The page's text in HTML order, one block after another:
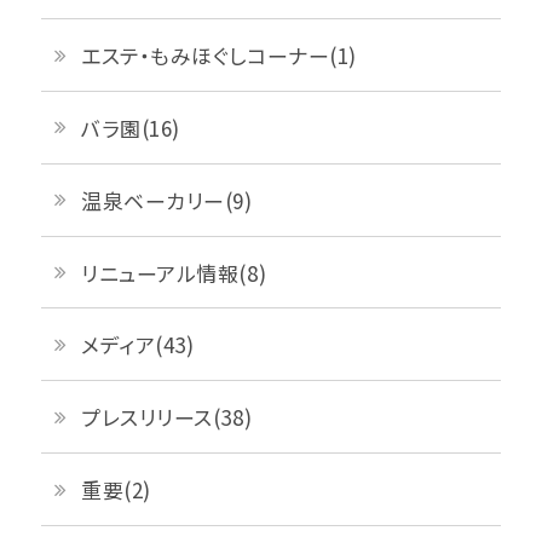
エステ・もみほぐしコーナー(1)
バラ園(16)
温泉ベーカリー(9)
リニューアル情報(8)
メディア(43)
プレスリリース(38)
重要(2)